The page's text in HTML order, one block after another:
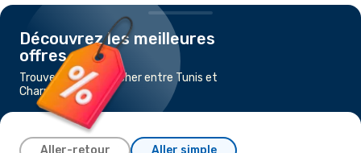
Découvrez les meilleures
offres
Trouvez un vol pas cher entre Tunis et
Charm el-Cheikh
Aller-retour Aller simple